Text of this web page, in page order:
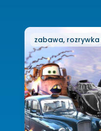
zabawa, rozrywka